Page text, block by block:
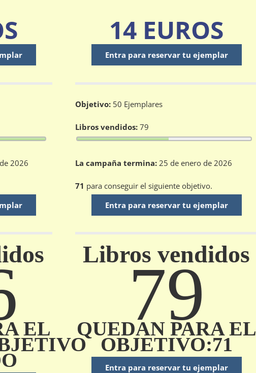
2026
EL
14 EUROS
Entra para reservar tu ejemplar
Objetivo:50 Ejemplares
Libros vendidos:79
La campaña termina:25 de enero de 2026
71 para conseguir el siguiente objetivo.
Entra para reservar tu ejemplar
Libros vendidos
79
QUEDAN PARA EL
OBJETIVO:71
Entra para reservar tu ejemplar